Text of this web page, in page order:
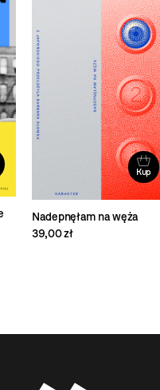
Kup
Nadepnęłam na węża
39,00 zł